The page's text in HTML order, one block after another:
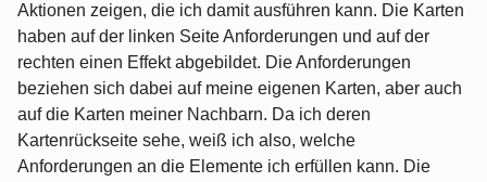
Aktionen zeigen, die ich damit ausführen kann. Die Karten
haben auf der linken Seite Anforderungen und auf der
rechten einen Effekt abgebildet. Die Anforderungen
beziehen sich dabei auf meine eigenen Karten, aber auch
auf die Karten meiner Nachbarn. Da ich deren
Kartenrückseite sehe, weiß ich also, welche
Anforderungen an die Elemente ich erfüllen kann. Die